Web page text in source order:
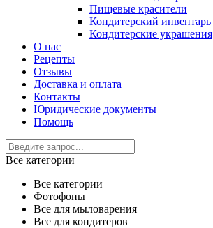
Пищевые красители
Кондитерский инвентарь
Кондитерские украшения
О нас
Рецепты
Отзывы
Доставка и оплата
Контакты
Юридические документы
Помощь
Все категории
Все категории
Фотофоны
Все для мыловарения
Все для кондитеров